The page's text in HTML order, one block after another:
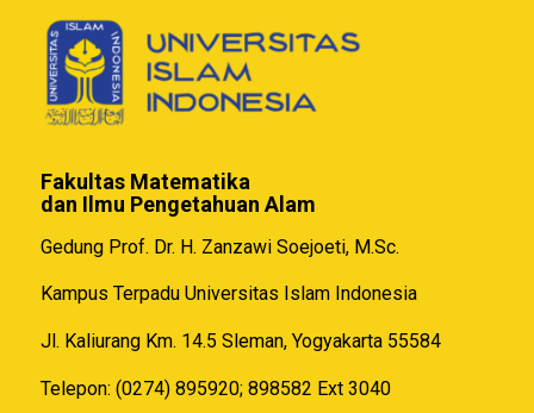
Fakultas Matematika
dan Ilmu Pengetahuan Alam
Gedung Prof. Dr. H. Zanzawi Soejoeti, M.Sc.
Kampus Terpadu Universitas Islam Indonesia
Jl. Kaliurang Km. 14.5 Sleman, Yogyakarta 55584
Telepon: (0274) 895920; 898582 Ext 3040